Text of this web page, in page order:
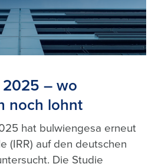
2025 – wo
noch lohnt
hat bulwiengesa erneut
(IRR) auf den deutschen
Die Studie